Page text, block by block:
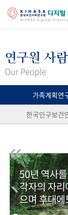
걸어온 길 기관
연구 역사
정책과 연구 키
간행물 변천사
기록물 아카이
사진 아카이브
50+1주년 기념
연구원 사
Our People
가족계획연
한국인구보건
50년 역사
각자의 자
으며 후대